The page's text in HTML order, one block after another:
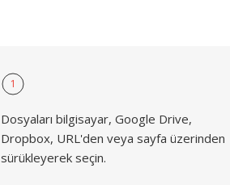
1
Dosyaları bilgisayar, Google Drive,
Dropbox, URL'den veya sayfa üzerinden
sürükleyerek seçin.